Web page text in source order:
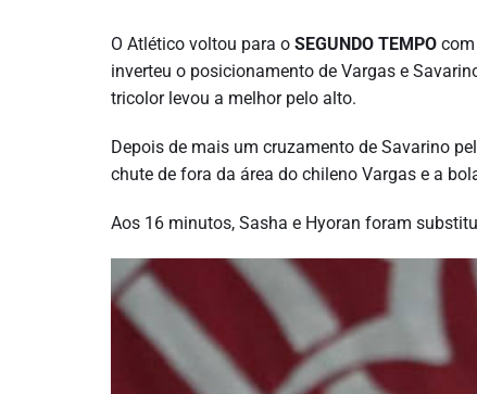
O Atlético voltou para o SEGUNDO TEMPO
inverteu o posicionamento de Vargas e
tricolor levou a melhor pelo alto.
Depois de mais um cruzamento de Savarino
chute de fora da área do chileno Vargas e a
Aos 16 minutos, Sasha e Hyoran foram